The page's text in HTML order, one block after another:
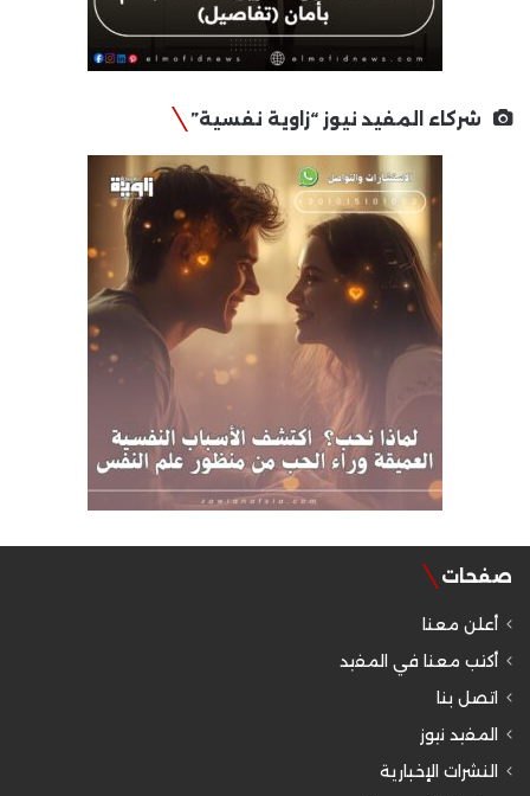
شركاء المفيد نيوز “زاوية نفسية”
صفحات
أعلن معنا
أكتب معنا في المفيد
اتصل بنا
المفيد نيوز
النشرات الإخبارية